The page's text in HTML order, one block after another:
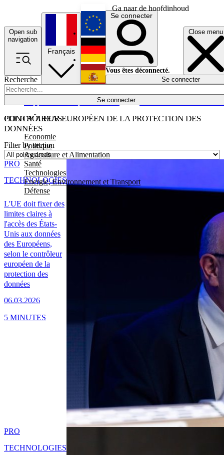
Ga naar de hoofdinhoud
Open sub
navigation
Close menu
Recherche
Se connecter
POLICY AREAS
Economie
Politique
Agriculture et Alimentation
Santé
Technologies
Energie, Environnement et Transport
Défense
Économie
Français
English
Deutsch
Español
Se connecter
Vous êtes déconnecté.
Se connecter
CONTRÔLEUR EUROPÉEN DE LA PROTECTION DES
DONNÉES
Filter by section
L'UE doit fixer des
limites claires à
l'accès des États-
Unis aux données
des Européens,
selon le contrôleur
européen de la
protection des
données
06.03.2026
PRO
TECHNOLOGIES
5 MINUTES
PRO
TECHNOLOGIES